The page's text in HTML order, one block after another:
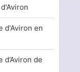
d'Aviron en
de